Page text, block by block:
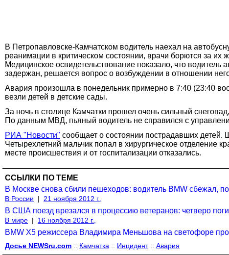
В Петропавловске-Камчатском водитель наехал на
реанимации в критическом состоянии, врачи борются за их
Медицинское освидетельствование показало, что
задержан, решается вопрос о возбуждении в отношении
Авария произошла в понедельник примерно в 7:40 (23:40
везли детей в детские сады.
За ночь в столице Камчатки прошел очень сильный
По данным МВД, пьяный водитель не справился с
РИА "Новости" сообщает о состоянии пострадавших детей.
Четырехлетний мальчик попал в хирургическое отделение
месте происшествия и от госпитализации отказались.
ССЫЛКИ ПО ТЕМЕ
В Москве снова сбили пешеходов: водитель BMW сбежал,
В России | 21 ноября 2012 г.,
В США поезд врезался в процессию ветеранов: четверо
В мире | 16 ноября 2012 г.,
BMW X5 режиссера Владимира Меньшова на светофоре
Досье NEWSru.com :: Камчатка :: Инцидент:: Авария